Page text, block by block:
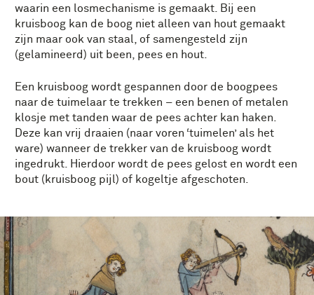
waarin een losmechanisme is gemaakt. Bij een
kruisboog kan de boog niet alleen van hout gemaakt
zijn maar ook van staal, of samengesteld zijn
(gelamineerd) uit been, pees en hout.
Een kruisboog wordt gespannen door de boogpees
naar de tuimelaar te trekken – een benen of metalen
klosje met tanden waar de pees achter kan haken.
Deze kan vrij draaien (naar voren ‘tuimelen’ als het
ware) wanneer de trekker van de kruisboog wordt
ingedrukt. Hierdoor wordt de pees gelost en wordt een
bout (kruisboog pijl) of kogeltje afgeschoten.